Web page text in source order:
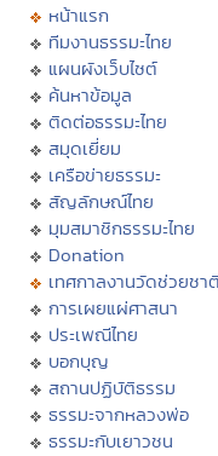
หน้าแรก
ทีมงานธรรมะไทย
แผนผังเว็บไซต์
ค้นหาข้อมูล
ติดต่อธรรมะไทย
สมุดเยี่ยม
เครือข่ายธรรมะ
สัญลักษณ์ไทย
มุมสมาชิกธรรมะไทย
Donation
เทศกาลงานวัดช่วยชาติ
การเผยแผ่ศาสนา
ประเพณีไทย
บอกบุญ
สถานปฏิบัติธรรม
ธรรมะจากหลวงพ่อ
ธรรมะกับเยาวชน